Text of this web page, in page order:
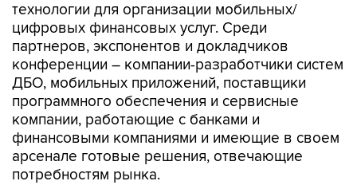
технологии для организации мобильных/
цифровых финансовых услуг. Среди
партнеров, экспонентов и докладчиков
конференции – компании-разработчики систем
ДБО, мобильных приложений, поставщики
программного обеспечения и сервисные
компании, работающие с банками и
финансовыми компаниями и имеющие в своем
арсенале готовые решения, отвечающие
потребностям рынка.